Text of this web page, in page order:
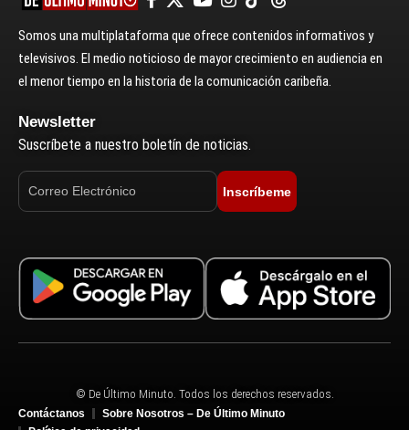
Somos una multiplataforma que ofrece contenidos informativos y
televisivos. El medio noticioso de mayor crecimiento en audiencia en
el menor tiempo en la historia de la comunicación caribeña.
Newsletter
Suscríbete a nuestro boletín de noticias.
Inscríbeme
© De Último Minuto. Todos los derechos reservados.
Contáctanos
Sobre Nosotros – De Último Minuto